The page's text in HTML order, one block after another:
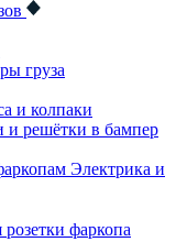
груза
и колпаки
и решётки в бампер
Электрика и
фаркопа